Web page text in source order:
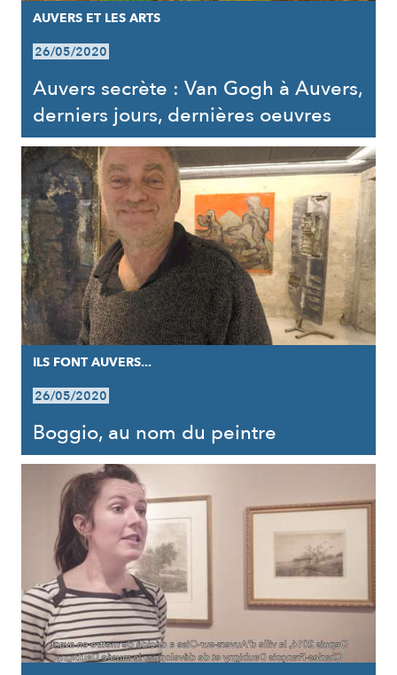
AUVERS ET LES ARTS
26/05/2020
Auvers secrète : Van Gogh à Auvers,
derniers jours, dernières oeuvres
ILS FONT AUVERS...
26/05/2020
Boggio, au nom du peintre